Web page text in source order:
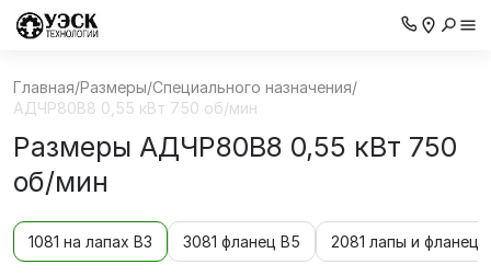
Главная/Размеры/Специального назначения/
АДЧР80В8 0,55 кВт 750 об/мин
Размеры АДЧР80В8 0,55 кВт 750
об/мин
1081 на лапах В3 3081 фланец В5 2081 лапы и фланец